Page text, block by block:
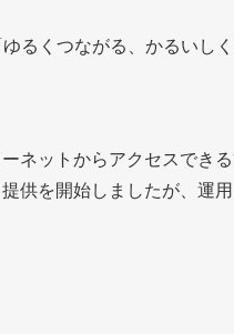
るくつながる、かるいし
ットからアクセスでき
供を開始しましたが、運